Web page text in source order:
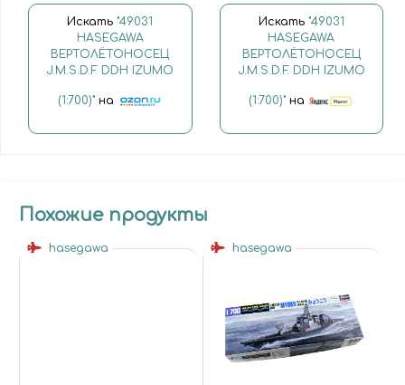
Искать "49031
HASEGAWA
ВЕРТОЛЁТОНОСЕЦ
J.M.S.D.F. DDH IZUMO
(1:700)"на
Искать "49031
HASEGAWA
ВЕРТОЛЁТОНОСЕЦ
J.M.S.D.F. DDH IZUMO
(1:700)" на
Похожие продукты
hasegawa hasegawa